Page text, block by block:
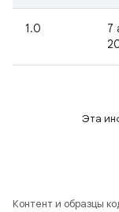
1.0
7
Эта
Контент и образцы